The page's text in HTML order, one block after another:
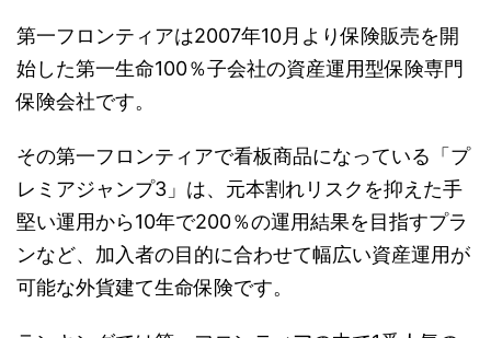
第一フロンティアは2007年10月より保険販売を開
始した第一生命100％子会社の資産運用型保険専門
保険会社です。
その第一フロンティアで看板商品になっている「プ
レミアジャンプ3」は、元本割れリスクを抑えた手
堅い運用から10年で200％の運用結果を目指すプラ
ンなど、加入者の目的に合わせて幅広い資産運用が
可能な外貨建て生命保険です。